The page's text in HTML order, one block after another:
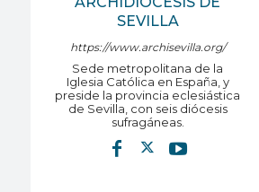
SEVILLA
https://www.archisevilla.org/
Sede metropolitana de la
Iglesia Católica en España, y
preside la provincia eclesiástica
de Sevilla, con seis diócesis
sufragáneas.